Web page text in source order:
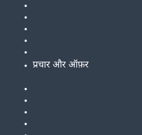
प्रचार और ऑफ़र